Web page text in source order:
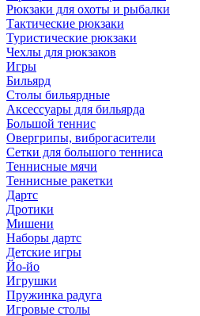
Рюкзаки для охоты и рыбалки
Тактические рюкзаки
Туристические рюкзаки
Чехлы для рюкзаков
Игры
Бильярд
Столы бильярдные
Аксессуары для бильярда
Большой теннис
Овергрипы, виброгасители
Сетки для большого тенниса
Теннисные мячи
Теннисные ракетки
Дартс
Дротики
Мишени
Наборы дартс
Детские игры
Йо-йо
Игрушки
Пружинка радуга
Игровые столы